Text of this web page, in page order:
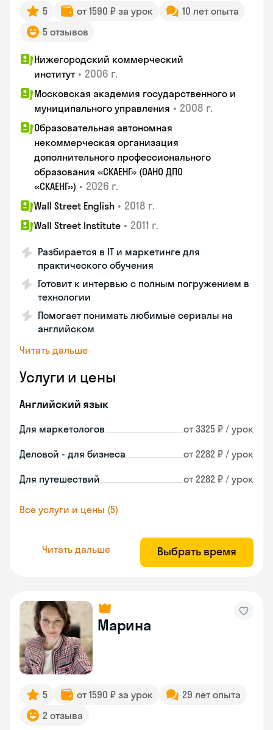
5 от 1590 ₽ за урок
10 лет опыта
5 отзывов
Нижегородский коммерческий
институт • 2006 г.
Московская академия государственного и
муниципального управления • 2008 г.
Образовательная автономная
некоммерческая организация
дополнительного профессионального
образования «СКАЕНГ» (ОАНО ДПО
«СКАЕНГ») • 2026 г.
Wall Street English • 2018 г.
Wall Street Institute • 2011 г.
Разбирается в IT и маркетинге для
практического обучения
Готовит к интервью с полным погружением в
технологии
Помогает понимать любимые сериалы на
английском
Читать дальше
Услуги и цены
Английский язык
Для маркетологов от 3325 ₽ / урок
Деловой - для бизнеса от 2282 ₽ / урок
Для путешествий от 2282 ₽ / урок
Все услуги и цены (5)
Читать дальше Выбрать время
Марина
5 от 1590 ₽ за урок
29 лет опыта
2 отзыва